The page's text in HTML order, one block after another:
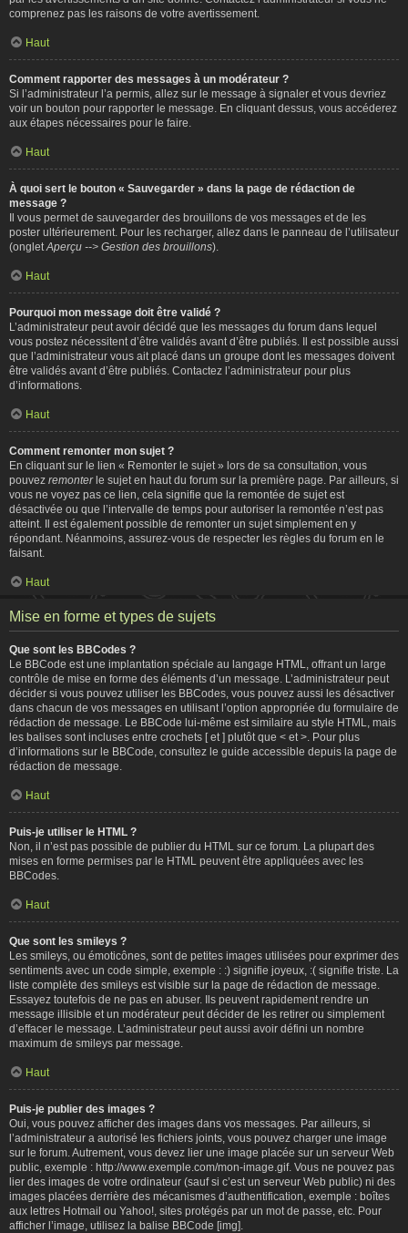
comprenez pas les raisons de votre avertissement.
Haut
Comment rapporter des messages à un modérateur ?
Si l’administrateur l’a permis, allez sur le message à signaler et vous devriez
voir un bouton pour rapporter le message. En cliquant dessus, vous accéderez
aux étapes nécessaires pour le faire.
Haut
À quoi sert le bouton « Sauvegarder » dans la page de rédaction de
message ?
Il vous permet de sauvegarder des brouillons de vos messages et de les
poster ultérieurement. Pour les recharger, allez dans le panneau de l’utilisateur
(onglet Aperçu --> Gestion des brouillons).
Haut
Pourquoi mon message doit être validé ?
L’administrateur peut avoir décidé que les messages du forum dans lequel
vous postez nécessitent d’être validés avant d’être publiés. Il est possible aussi
que l’administrateur vous ait placé dans un groupe dont les messages doivent
être validés avant d’être publiés. Contactez l’administrateur pour plus
d’informations.
Haut
Comment remonter mon sujet ?
En cliquant sur le lien « Remonter le sujet » lors de sa consultation, vous
pouvez remonterle sujet en haut du forum sur la première page. Par ailleurs, si
vous ne voyez pas ce lien, cela signifie que la remontée de sujet est
désactivée ou que l’intervalle de temps pour autoriser la remontée n’est pas
atteint. Il est également possible de remonter un sujet simplement en y
répondant. Néanmoins, assurez-vous de respecter les règles du forum en le
faisant.
Haut
Mise en forme et types de sujets
Que sont les BBCodes ?
Le BBCode est une implantation spéciale au langage HTML, offrant un large
contrôle de mise en forme des éléments d’un message. L’administrateur peut
décider si vous pouvez utiliser les BBCodes, vous pouvez aussi les désactiver
dans chacun de vos messages en utilisant l’option appropriée du formulaire de
rédaction de message. Le BBCode lui-même est similaire au style HTML, mais
les balises sont incluses entre crochets [ et ] plutôt que < et >. Pour plus
d’informations sur le BBCode, consultez le guide accessible depuis la page de
rédaction de message.
Haut
Puis-je utiliser le HTML ?
Non, il n’est pas possible de publier du HTML sur ce forum. La plupart des
mises en forme permises par le HTML peuvent être appliquées avec les
BBCodes.
Haut
Que sont les smileys ?
Les smileys, ou émoticônes, sont de petites images utilisées pour exprimer des
sentiments avec un code simple, exemple : :) signifie joyeux, :( signifie triste. La
liste complète des smileys est visible sur la page de rédaction de message.
Essayez toutefois de ne pas en abuser. Ils peuvent rapidement rendre un
message illisible et un modérateur peut décider de les retirer ou simplement
d’effacer le message. L’administrateur peut aussi avoir défini un nombre
maximum de smileys par message.
Haut
Puis-je publier des images ?
Oui, vous pouvez afficher des images dans vos messages. Par ailleurs, si
l’administrateur a autorisé les fichiers joints, vous pouvez charger une image
sur le forum. Autrement, vous devez lier une image placée sur un serveur Web
public, exemple : http://www.exemple.com/mon-image.gif. Vous ne pouvez pas
lier des images de votre ordinateur (sauf si c’est un serveur Web public) ni des
images placées derrière des mécanismes d’authentification, exemple : boîtes
aux lettres Hotmail ou Yahoo!, sites protégés par un mot de passe, etc. Pour
afficher l’image, utilisez la balise BBCode [img].